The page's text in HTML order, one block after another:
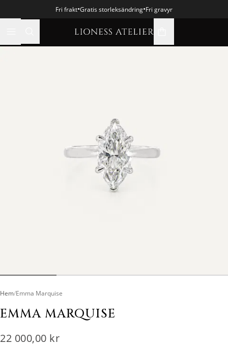
Fri frakt•Gratis storleksändring•Fri gravyr
Hem/Emma Marquise
EMMA MARQUISE
22 000,00 kr